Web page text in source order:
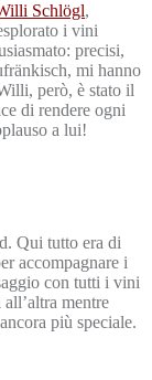
Schlögl,
i vini
precisi,
mi hanno
però, è stato il
di rendere ogni
a lui!
Qui tutto era di
accompagnare i
con tutti i vini
all’altra mentre
più speciale.